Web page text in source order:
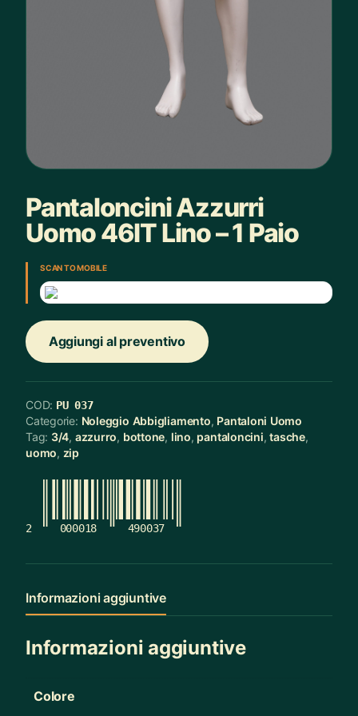
Pantaloncini Azzurri
Uomo 46IT Lino – 1 Paio
SCAN TO MOBILE
Aggiungi al preventivo
COD: PU 037
Categorie: Noleggio Abbigliamento, Pantaloni Uomo
Tag: 3/4, azzurro, bottone, lino, pantaloncini,tasche,
uomo, zip
2 000018 490037
Informazioni aggiuntive
Informazioni aggiuntive
Colore